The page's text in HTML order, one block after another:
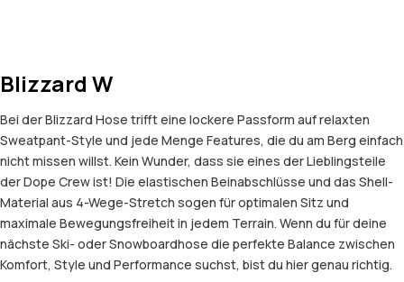
Blizzard W
Bei der Blizzard Hose trifft eine lockere Passform auf relaxten
Sweatpant-Style und jede Menge Features, die du am Berg einfach
nicht missen willst. Kein Wunder, dass sie eines der Lieblingsteile
der Dope Crew ist! Die elastischen Beinabschlüsse und das Shell-
Material aus 4-Wege-Stretch sogen für optimalen Sitz und
maximale Bewegungsfreiheit in jedem Terrain. Wenn du für deine
nächste Ski- oder Snowboardhose die perfekte Balance zwischen
Komfort, Style und Performance suchst, bist du hier genau richtig.